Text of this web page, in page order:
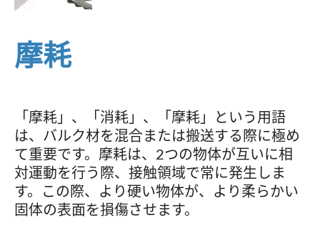
摩耗
「摩耗」、「消耗」、「摩耗」という用語
は、バルク材を混合または搬送する際に極め
て重要です。摩耗は、2つの物体が互いに相
対運動を行う際、接触領域で常に発生しま
す。この際、より硬い物体が、より柔らかい
固体の表面を損傷させます。